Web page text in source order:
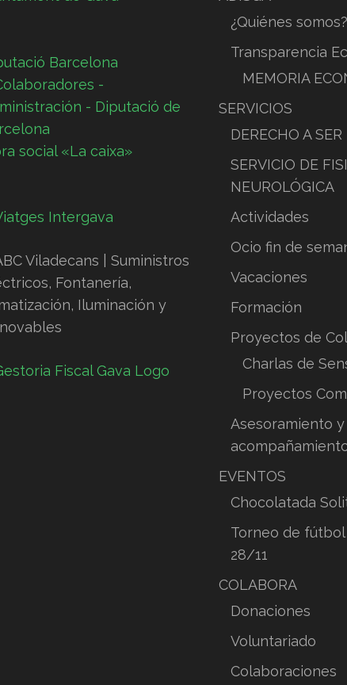
Barcelona
social «La caixa»
¿Quiénes somos?
Transparencia
MEMORIA
SERVICIOS
DERECHO A SER
SERVICIO DE
NEUROLÓGICA
Actividades
Ocio fin de
Vacaciones
Formación
Proyectos de
Charlas de
Proyectos
Asesoramiento y
EVENTOS
Chocolatada
Torneo de
28/11
COLABORA
Donaciones
Voluntariado
Colaboraciones